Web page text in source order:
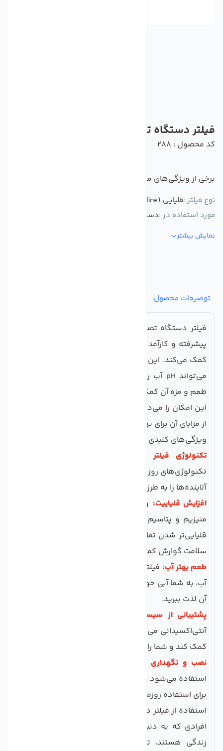
فیلتر دستگاه تصفیه آب آلکالاین(قلیایی )
کد محصول : 288
برخی از ویژگی‌های مهم این محصول :
نوع فیلتر :قلیایی (Alkaline)
مورد استفاده در :دستگاه تصفیه کننده آب
نمایش بیشتر
توضیحات محصول
فیلتر دستگاه تصفیه آب آلکالاین (
پیشرفته و کارآمد است که به افزایش کیفیت آب مصرفی
کمک می‌کند. این فیلتر با کارایی بالا و طراحی خاص خود،
می‌تواند pH آب را به سطح ایده‌آل رسانده و به بهبود
طعم و مزه آن کمک کند. استفاده از فیلتر آلکالاین به شما
این امکان را می‌دهد که آبی سالم‌تر و مغذی‌تر بنوشید و
از مزایای آن برای بهبود سلامت عمومی بهره‌مند شوید.
ویژگی‌های کلیدی فیلتر دستگاه تصفیه آب
تکنولوژی فیلتر پیشرفته:
تکنولوژی‌های روز دنیا می‌تواند ناخالصی‌ها، میکروب‌ ها و
آلاینده‌ها را به طرز مؤثری حذف کند.
افزایش قلیاییت: وجود مواد معدنی مفید نظیر کلسیم،
منیزیم و پتاسیم در این فیلتر باعث می‌شود که آب به
قلیایی‌تر شدن تمایل داشته باشد، که می‌تواند به بهبود
سلامت گوارش کمک کند.
طعم بهتر آب: فیلتر آلکالاین با حذف طعم و بوی نامطبوع
آب، به شما آبی خوشمزه و مطبوع می‌دهد که می‌توانید از
آن لذت ببرید.
پشتیبانی از سیستم ایمنی بدن:
آنتی‌اکسیدانی می‌تواند به تقویت سیستم ایمنی بدن شما
کمک کند و شما را در مقابل بیماری‌ها مقاوم‌تر کند.
نصب و نگهداری آسان:
استفاده می‌شود و نیاز به نگهداری چندانی ندارد، که آن را
برای استفاده روزمره ایده‌آل می‌سازد.
استفاده از فیلتر دستگاه تصفیه آب
افرادی که به دنبال حفظ سلامت خود و بهبود کیفیت
زندگی هستند، توصیه می‌شود. این فیلتر به هنگام